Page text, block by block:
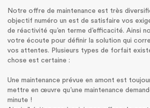
Notre offre de maintenance est très
objectif numéro un est de satisfaire vos
de réactivité qu’en terme d’efficacité. Ainsi
votre écoute pour définir la solution qui
vos attentes. Plusieurs types de forfait
chose est certaine :
Une maintenance prévue en amont est
mettre en œuvre qu’une maintenance
minute !